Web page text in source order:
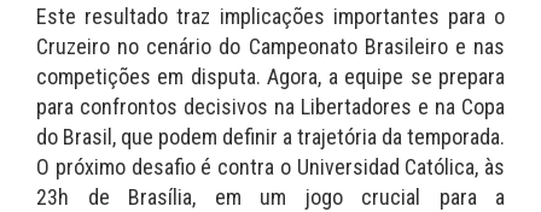
Este resultado traz implicações importantes para o
Cruzeiro no cenário do Campeonato Brasileiro e nas
competições em disputa. Agora, a equipe se prepara
para confrontos decisivos na Libertadores e na Copa
do Brasil, que podem definir a trajetória da temporada.
O próximo desafio é contra o Universidad Católica, às
23h de Brasília, em um jogo crucial para a